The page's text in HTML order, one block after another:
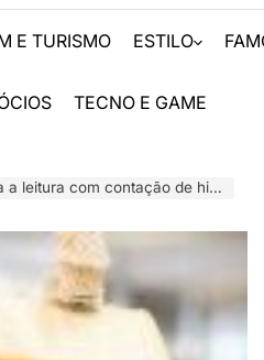
E TURISMO ESTILO
TECNO E GAME
de histórias e outras ações no Bixiga